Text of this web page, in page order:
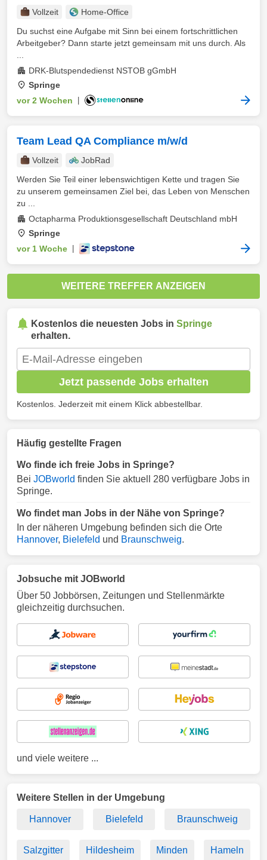
Vollzeit
Home-Office
Du suchst eine Aufgabe mit Sinn bei einem fortschrittlichen
Arbeitgeber? Dann starte jetzt gemeinsam mit uns durch. Als
DRK-Blutspendedienst NSTOB gGmbH
Springe
vor 2 Wochen
Team Lead QA Compliance m/w/d
Vollzeit
JobRad
Werden Sie Teil einer lebenswichtigen Kette und tragen Sie
zu unserem gemeinsamen Ziel bei, das Leben von Menschen
zu ...
Octapharma Produktionsgesellschaft Deutschland mbH
Springe
vor 1 Woche
WEITERE TREFFER ANZEIGEN
Kostenlos die neuesten Jobs in Springe
erhalten.
Jetzt passende Jobs erhalten
Kostenlos. Jederzeit mit einem Klick abbestellbar.
Häufig gestellte Fragen
Wo finde ich freie Jobs in Springe?
Bei JOBworld finden Sie aktuell 280 verfügbare Jobs in
Springe.
Wo findet man Jobs in der Nähe von Springe?
In der näheren Umgebung befinden sich die Orte
Hannover, Bielefeld und Braunschweig.
Jobsuche mit JOBworld
Über 50 Jobbörsen, Zeitungen und Stellenmärkte
gleichzeitig durchsuchen.
und viele weitere ...
Weitere Stellen in der Umgebung
Hannover Bielefeld Braunschweig
Salzgitter Hildesheim Minden Hameln